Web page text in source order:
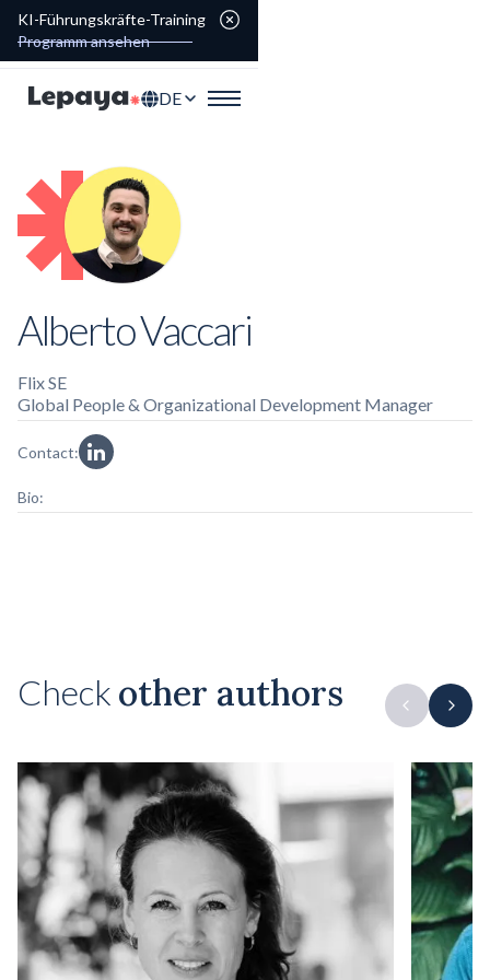
KI-Führungskräfte-Training
Programm ansehen
DE
Alberto Vaccari
Flix SE
Global People & Organizational Development Manager
Contact:
Bio:
Check other authors